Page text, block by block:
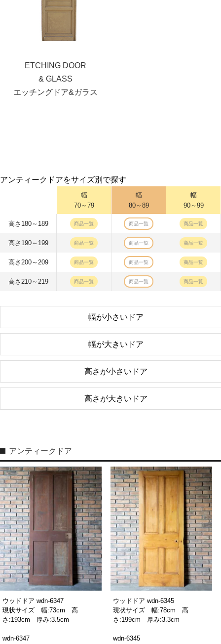
ETCHING DOOR
& GLASS
エッチングドア&ガラス
アンティークドアをサイズ別で探す
幅
70～79
幅
80～89
幅
90～99
高さ180～189 商品一覧 商品一覧 商品一覧
高さ190～199 商品一覧 商品一覧 商品一覧
高さ200～209 商品一覧 商品一覧 商品一覧
高さ210～219 商品一覧 商品一覧 商品一覧
幅が小さいドア
幅が大きいドア
高さが小さいドア
高さが大きいドア
アンティークドア
ウッドドア wdn-6347
現状サイズ 幅:73cm 高
さ:193cm 厚み:3.5cm
wdn-6347
ウッドドア wdn-6345
現状サイズ 幅:78cm 高
さ:199cm 厚み:3.3cm
wdn-6345